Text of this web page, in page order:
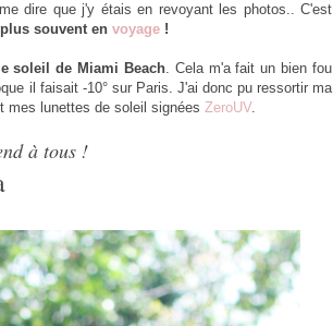
dire que j'y étais en revoyant les photos.. C'est
souvent en voyage !
soleil de Miami Beach. Cela m'a fait un bien fou
il faisait -10° sur Paris. J'ai donc pu ressortir ma
mes lunettes de soleil signées ZeroUV.
à tous !